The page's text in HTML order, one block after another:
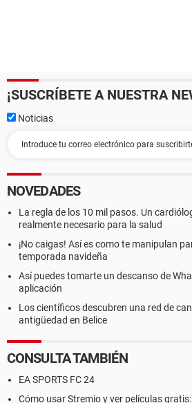
¡SUSCRÍBETE A NUESTRA
Noticias
NOVEDADES
La regla de los 10 mil pasos. Un
realmente necesario para la salud
¡No caigas! Así es como te manipulan
temporada navideña
Así puedes tomarte un descanso de
aplicación
Los científicos descubren una red de
antigüedad en Belice
CONSULTA TAMBIÉN
EA SPORTS FC 24
Cómo usar Stremio y ver películas